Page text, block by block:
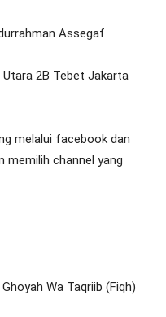
Assegaf
2B Tebet Jakarta
melalui facebook dan
memilih channel yang
Wa Taqriib (Fiqh)